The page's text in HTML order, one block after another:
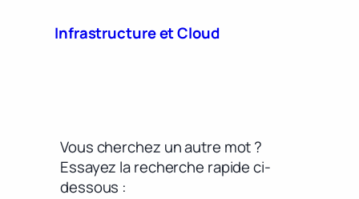
Infrastructure et Cloud
Vous cherchez un autre mot ?
Essayez la recherche rapide ci-
dessous :